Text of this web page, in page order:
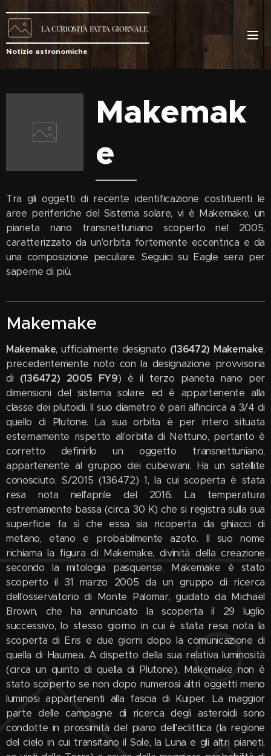
LACURIOSITÀ FATTA GIORNALE
Notizie astronomiche
Makemak
e
Tra gli oggetti di recente identificazione costituenti le
aree periferiche del Sistema solare, vi è Makemake, un
pianeta nano transnettuniano scoperto nel 2005,
caratterizzato da un'orbita fortemente eccentrica e da
una composizione peculiare. Seguici su Eagle sera per
saperne di più.
Makemake
Makemake, ufficialmente designato (136472) Makemake,
precedentemente noto con la designazione provvisoria
di (136472) 2005 FY9) è il terzo pianeta nano per
dimensioni del sistema solare ed è appartenente alla
classe dei plutoidi. Il suo diametro è pari all'incirca a 3/4 di
quello di Plutone. La sua orbita è per intero situata
esternamente rispetto all'orbita di Nettuno, pertanto è
corretto definirlo un oggetto transnettuniano,
appartenente al gruppo dei cubewani. Ha un satellite
conosciuto, S/2015 (136472) 1, la cui scoperta è stata
resa nota nell'aprile del 2016. La temperatura
estremamente bassa (circa 30 K) che si registra sulla sua
superficie fa sì che essa sia ricoperta da ghiacci di
metano, etano e probabilmente azoto. Il suo nome
richiama la figura di Makemake, divinità della creazione
secondo la mitologia pasquense. Makemake è stato
scoperto il 31 marzo 2005 da un gruppo di ricerca
dell'osservatorio di Monte Palomar, guidato da Michael
Brown, che ha annunciato la scoperta il 29 luglio
successivo, lo stesso giorno in cui è stata resa nota la
scoperta di Eris e due giorni dopo la comunicazione di
quella di Haumea. A dispetto della sua relativa luminosità
(circa un quinto di quella di Plutone), Makemake non è
stato scoperto se non dopo numerosi altri oggetti meno
luminosi appartenenti alla fascia di Kuiper. La maggior
parte delle campagne di ricerca degli asteroidi sono
condotte in prossimità del piano dell'eclittica (la regione
del cielo in cui transitano il Sole, la Luna e gli altri pianeti,